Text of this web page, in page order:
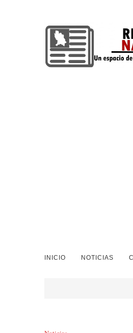
INICIO NOTICIAS